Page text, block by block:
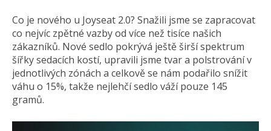
Co je nového u Joyseat 2.0? Snažili jsme se zapracovat
co nejvíc zpětné vazby od více než tisíce našich
zákazníků. Nové sedlo pokrývá ještě širší spektrum
šířky sedacích kostí, upravili jsme tvar a polstrování v
jednotlivých zónách a celkově se nám podařilo snížit
váhu o 15%, takže nejlehčí sedlo váží pouze 145
gramů.